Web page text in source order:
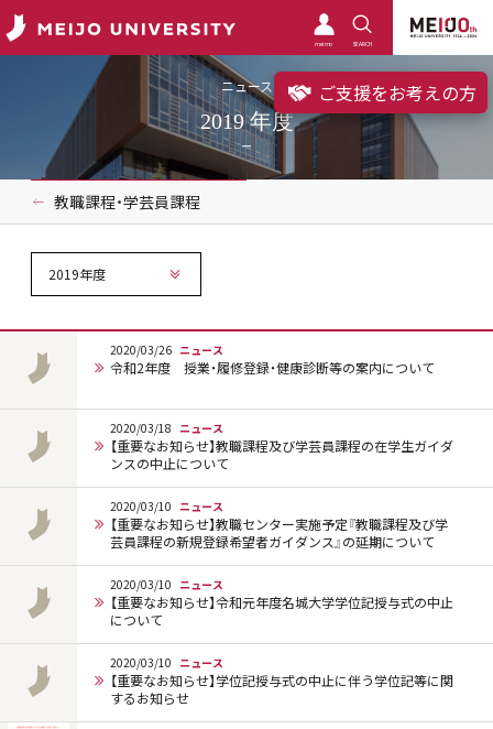
meimo SEARCH
ご支援をお考えの方
ニュース
2019 年度
教職課程・学芸員課程
2019年度
2020/03/26 ニュース
令和2年度 授業・履修登録・健康診断等の案内について
2020/03/18 ニュース
【重要なお知らせ】教職課程及び学芸員課程の在学生ガイダ
ンスの中止について
2020/03/10 ニュース
【重要なお知らせ】教職センター実施予定『教職課程及び学
芸員課程の新規登録希望者ガイダンス』の延期について
2020/03/10 ニュース
【重要なお知らせ】令和元年度名城大学学位記授与式の中止
について
2020/03/10 ニュース
【重要なお知らせ】学位記授与式の中止に伴う学位記等に関
するお知らせ